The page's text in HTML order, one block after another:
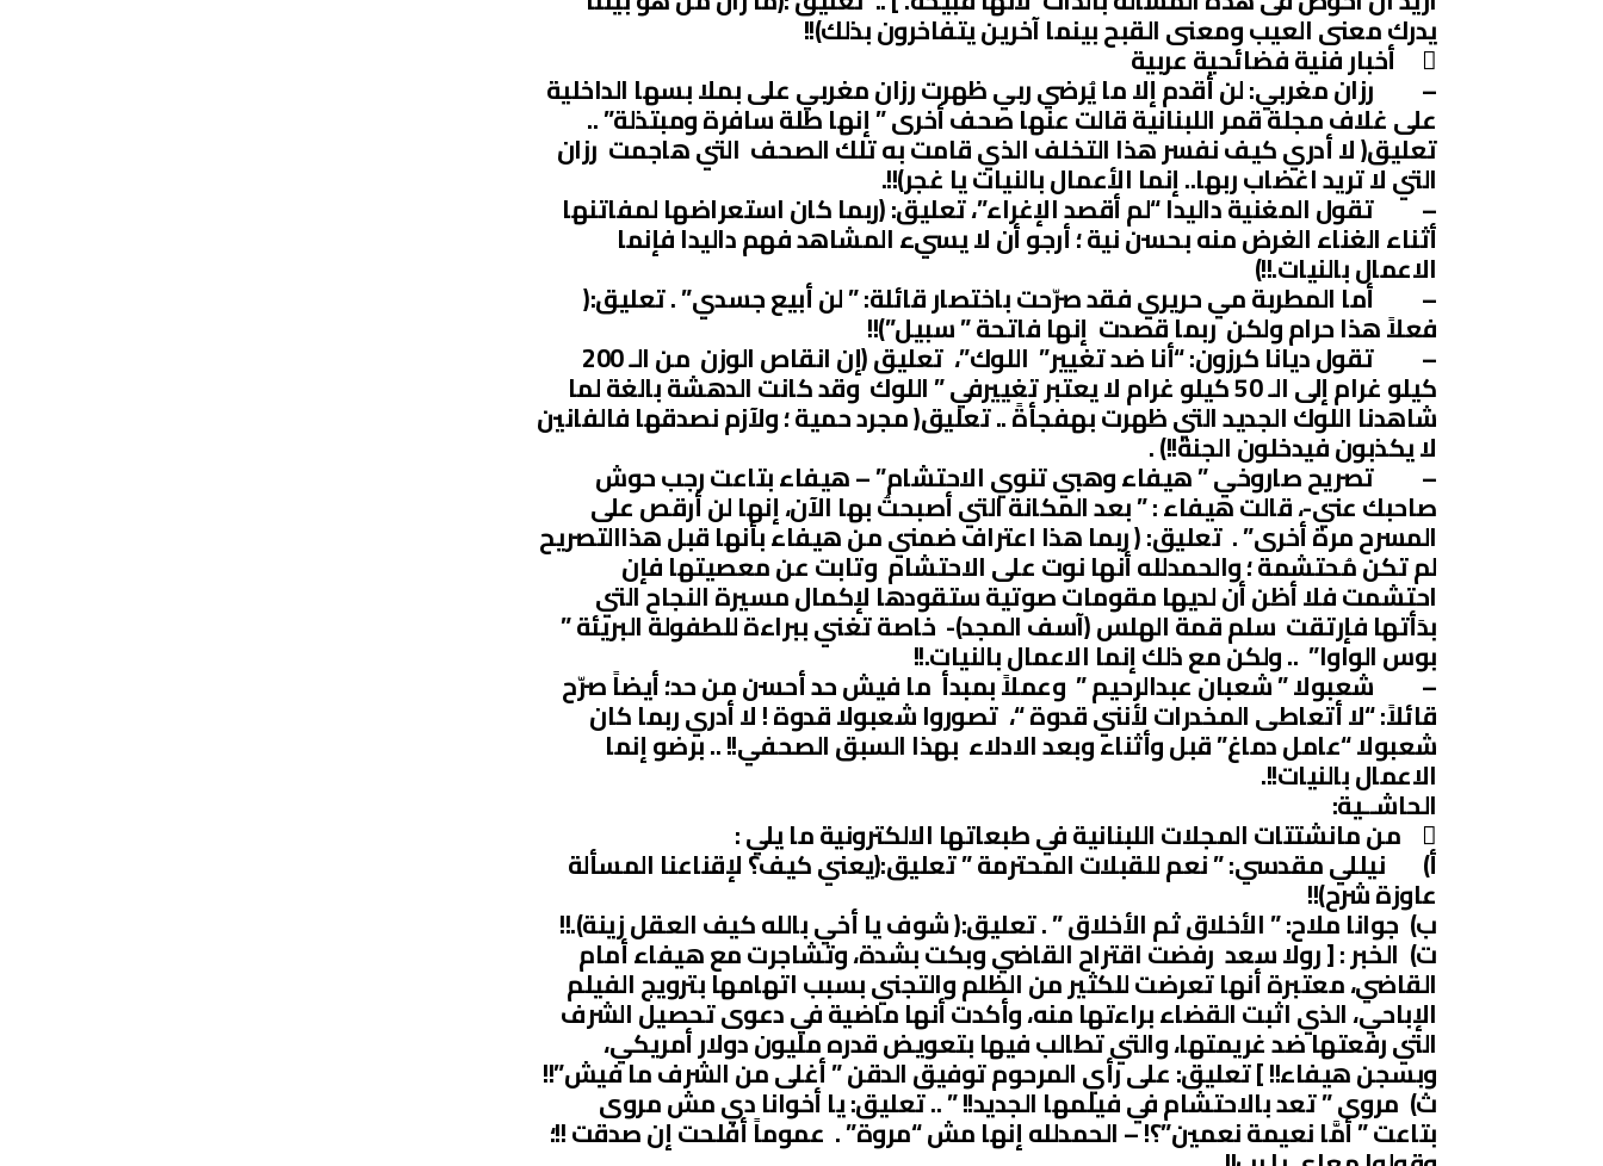
يدرك معنى العيب ومعنى القبح بينما آخرين يتفاخرون بذلك)!!
 أخبار فنية فضائحية عربية
– رزان مغربي: لن أقدم إلا ما يُرضي ربي ظهرت رزان مغربي على بملا بسها الداخلية
على غلاف مجلة قمر اللبنانية قالت عنها صحف أخرى ” إنها طلة سافرة ومبتذلة” ..
تعليق( لا أدري كيف نفسر هذا التخلف الذي قامت به تلك الصحف التي هاجمت رزان
التي لا تريد اغضاب ربها.. إنما الأعمال بالنيات يا غجر)!!.
– تقول المغنية داليدا “لم أقصد الإغراء”، تعليق: (ربما كان استعراضها لمفاتنها
أثناء الغناء الغرض منه بحسن نية ؛ أرجو أن لا يسيء المشاهد فهم داليدا فإنما
الاعمال بالنيات.!!)
– أما المطربة مي حريري فقد صرّحت باختصار قائلة: ” لن أبيع جسدي” . تعليق:(
فعلاً هذا حرام ولكن ربما قصدت إنها فاتحة ” سبيل”)!!
– تقول ديانا كرزون: “أنا ضد تغيير” اللوك”، تعليق (إن انقاص الوزن من الـ 200
كيلو غرام إلى الـ 50 كيلو غرام لا يعتبر تغييرفي ” اللوك وقد كانت الدهشة بالغة لما
شاهدنا اللوك الجديد التي ظهرت بهفجأةً .. تعليق( مجرد حمية ؛ ولآزم نصدقها فالفانين
لا يكذبون فيدخلون الجنة!!) .
– تصريح صاروخي ” هيفاء وهبي تنوي الاحتشام” – هيفاء بتاعت رجب حوش
صاحبك عني-، قالت هيفاء : ” بعد المكانة التي أصبحتُ بها الآن، إنها لن أرقص على
المسرح مرة أخرى” . تعليق: ( ربما هذا اعتراف ضمني من هيفاء بأنها قبل هذاالتصريح
لم تكن مُحتشمة ؛ والحمدلله أنها نوت على الاحتشام وتابت عن معصيتها فإن
احتشمت فلا أظن أن لديها مقومات صوتية ستقودها لإكمال مسيرة النجاح التي
بدَأتها فإرتقت سلم قمة الهلس (آسف المجد)- خاصة تغني ببراءة للطفولة البريئة ”
بوس الواوا” .. ولكن مع ذلك إنما الاعمال بالنيات.!!
– شعبولا ” شعبان عبدالرحيم ” وعملاً بمبدأ ما فيش حد أحسن من حد؛ أيضاً صرّح
قائلاً: “لا أتعاطى المخدرات لأنني قدوة “، تصوروا شعبولا قدوة ! لا أدري ربما كان
شعبولا “عامل دماغ” قبل وأثناء وبعد الادلاء بهذا السبق الصحفي!! .. برضو إنما
الاعمال بالنيات!!.
الحاشــية:
 من مانشتتات المجلات اللبنانية في طبعاتها الالكترونية ما يلي :
أ‌) نيللي مقدسي: ” نعم للقبلات المحترمة ” تعليق:(يعني كيف؟ لإقناعنا المسألة
عاوزة شرح)!!
ب‌) جوانا ملاح: ” الأخلاق ثم الأخلاق ” . تعليق:( شوف يا أخي بالله كيف العقل زينة).!!
ت‌) الخبر : [ رولا سعد رفضت اقتراح القاضي وبكت بشدة، وتشاجرت مع هيفاء أمام
القاضي، معتبرة أنها تعرضت للكثير من الظلم والتجني بسبب اتهامها بترويج الفيلم
الإباحي، الذي اثبت القضاء براءتها منه، وأكدت أنها ماضية في دعوى تحصيل الشرف
التي رفعتها ضد غريمتها، والتي تطالب فيها بتعويض قدره مليون دولار أمريكي،
وبسجن هيفاء!! ] تعليق: على رأي المرحوم توفيق الدقن ” أغلى من الشرف ما فيش”!!
ث‌) مروى ” تعد بالاحتشام في فيلمها الجديد!! ” .. تعليق: يا أخوانا دي مش مروى
بتاعت ” أمَّا نعيمة نعمين”؟! – الحمدلله إنها مش “مروة” . عموماً أفلحت إن صدقت !!؛